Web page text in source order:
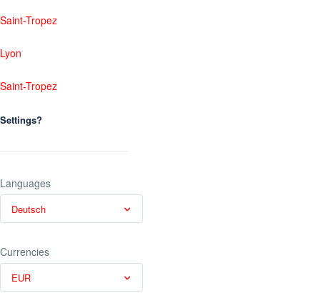
Saint-Tropez
Lyon
Saint-Tropez
Settings?
Languages
Deutsch
Currencies
EUR